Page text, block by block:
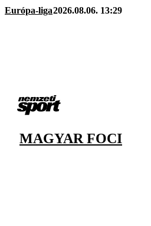
Európa-liga2026.08.06. 13:29
MAGYAR FOCI